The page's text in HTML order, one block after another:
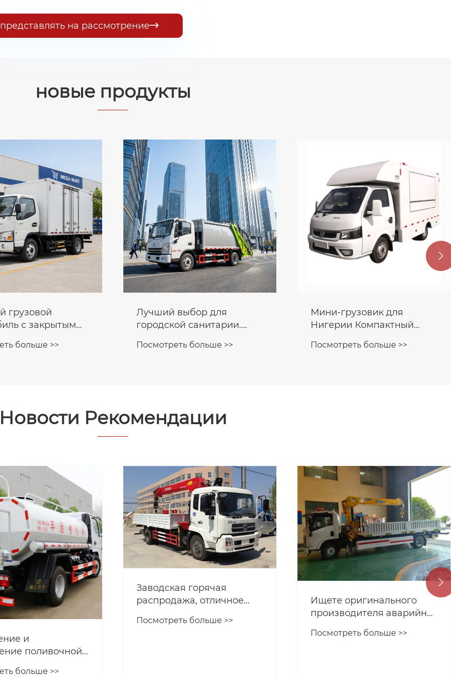
представлять на рассмотрение
новые продукты
грузовой
с закрытым
больше >>
Лучший выбор для
городской санитарии.
электрический мусоровоз.
Посмотреть больше >>
Мини-грузовик для
Нигерии Компактный
кухонным фургоном для
Посмотреть больше >>

Рекомендации
и
поливочной
больше >>
Заводская горячая
распродажа, отличное
качества.
Посмотреть больше >>
Ищете оригинального
производителя аварийно-
краном? Аварийно-
Посмотреть больше >>
